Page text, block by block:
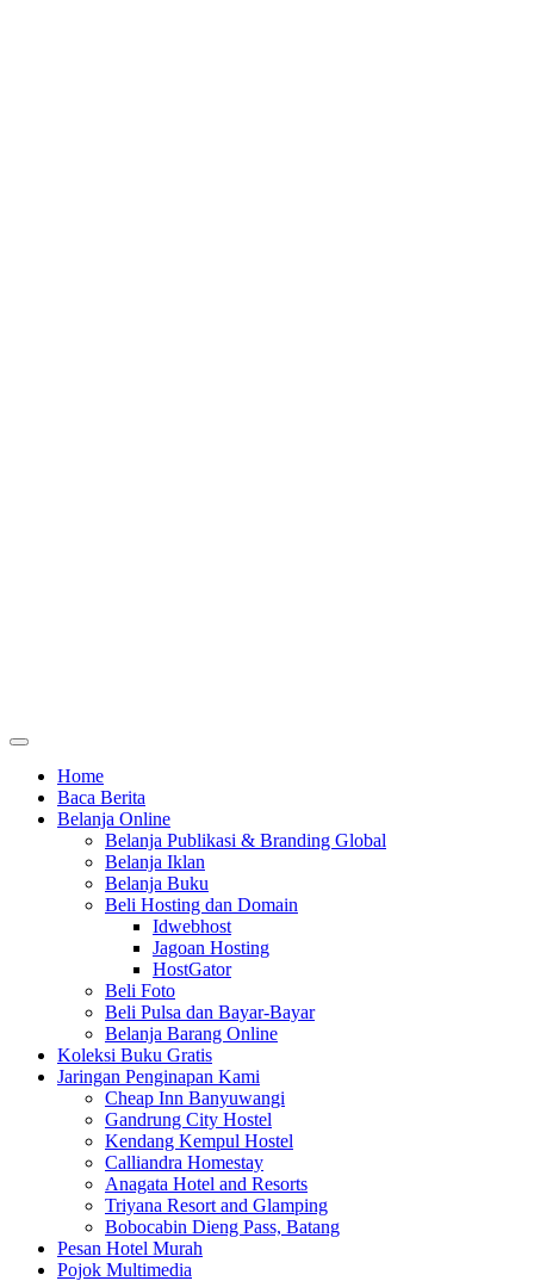
Home
Baca Berita
Belanja Online
Belanja Publikasi & Branding Global
Belanja Iklan
Belanja Buku
Beli Hosting dan Domain
Idwebhost
Jagoan Hosting
HostGator
Beli Foto
Beli Pulsa dan Bayar-Bayar
Belanja Barang Online
Koleksi Buku Gratis
Jaringan Penginapan Kami
Cheap Inn Banyuwangi
Gandrung City Hostel
Kendang Kempul Hostel
Calliandra Homestay
Anagata Hotel and Resorts
Triyana Resort and Glamping
Bobocabin Dieng Pass, Batang
Pesan Hotel Murah
Pojok Multimedia